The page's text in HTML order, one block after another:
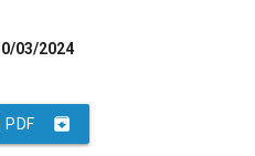
03/2024
archive
PDF